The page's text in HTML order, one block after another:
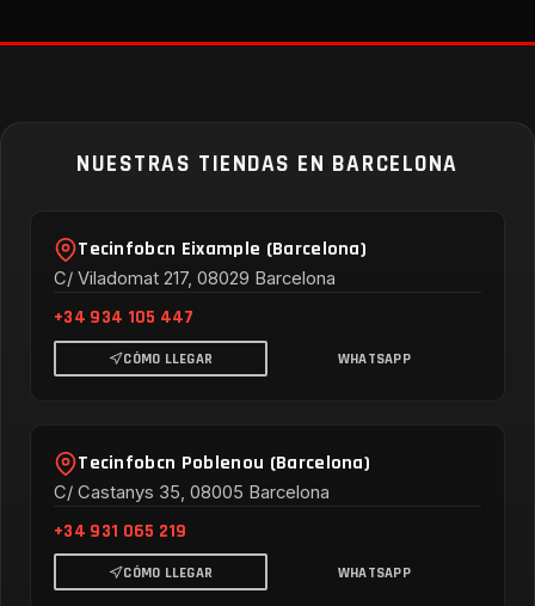
NUESTRAS TIENDAS EN BARCELONA
Tecinfobcn Eixample (Barcelona)
C/ Viladomat 217, 08029 Barcelona
+34 934 105 447
CÓMO LLEGAR WHATSAPP
Tecinfobcn Poblenou (Barcelona)
C/ Castanys 35, 08005 Barcelona
+34 931 065 219
CÓMO LLEGAR WHATSAPP